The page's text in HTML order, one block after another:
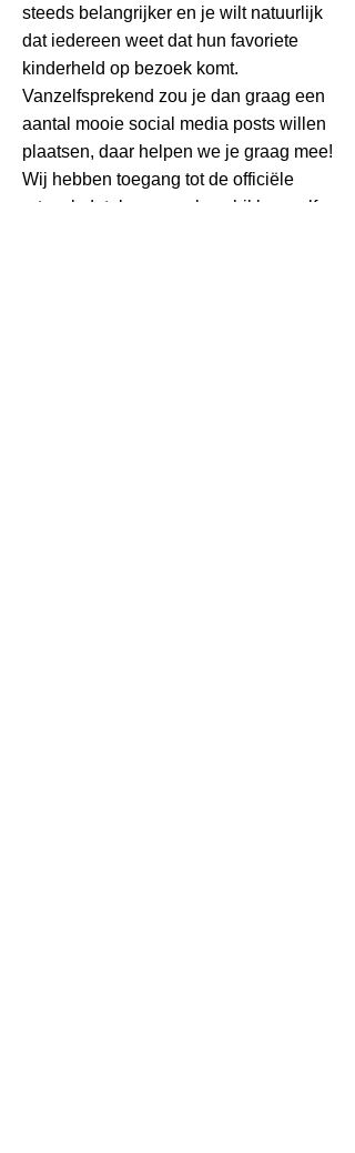
steeds belangrijker en je wilt natuurlijk
dat iedereen weet dat hun favoriete
kinderheld op bezoek komt.
Vanzelfsprekend zou je dan graag een
aantal mooie social media posts willen
plaatsen, daar helpen we je graag mee!
Wij hebben toegang tot de officiële
artwork databases en beschikken zelf